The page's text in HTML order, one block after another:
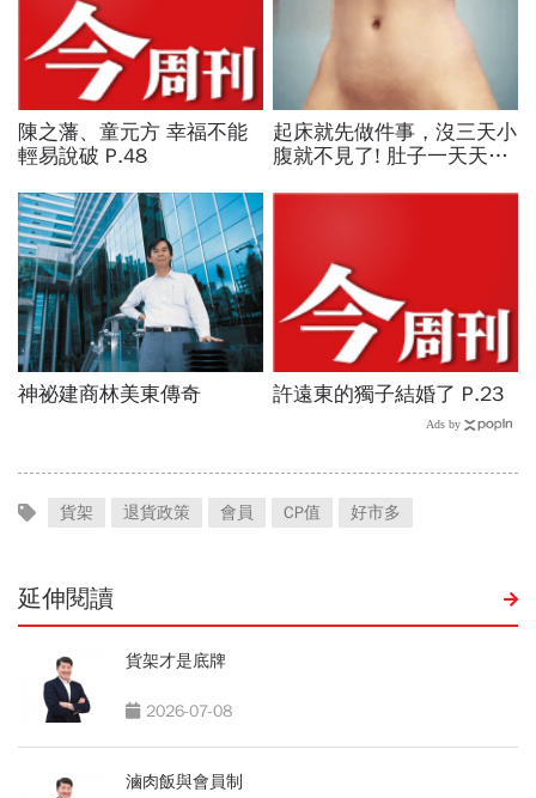
貨架 退貨政策 會員 CP值 好市多
延伸閱讀
貨架才是底牌
2026-07-08
滷肉飯與會員制